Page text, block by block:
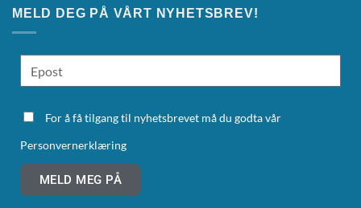
MELD DEG PÅ VÅRT NYHETSBREV!
For å få tilgang til nyhetsbrevet må du godta vår
Personvernerklæring
MELD MEG PÅ